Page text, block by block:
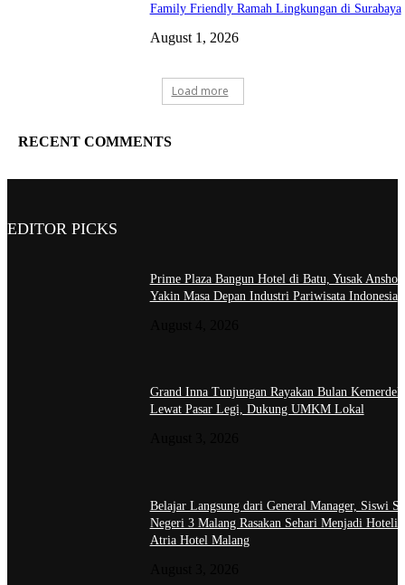
Family Friendly Ramah Lingkungan di Surabaya
August 1, 2026
Load more
RECENT COMMENTS
EDITOR PICKS
Prime Plaza Bangun Hotel di Batu, Yusak Anshori
Yakin Masa Depan Industri Pariwisata Indonesia
Grand Inna Tunjungan Rayakan Bulan
Lewat Pasar Legi, Dukung UMKM Lokal
Belajar Langsung dari General Manager, Siswi
Negeri 3 Malang Rasakan Sehari Menjadi
Atria Hotel Malang